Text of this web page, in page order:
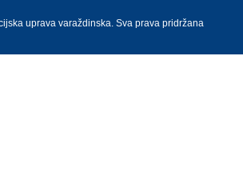
uprava varaždinska. Sva prava pridržana